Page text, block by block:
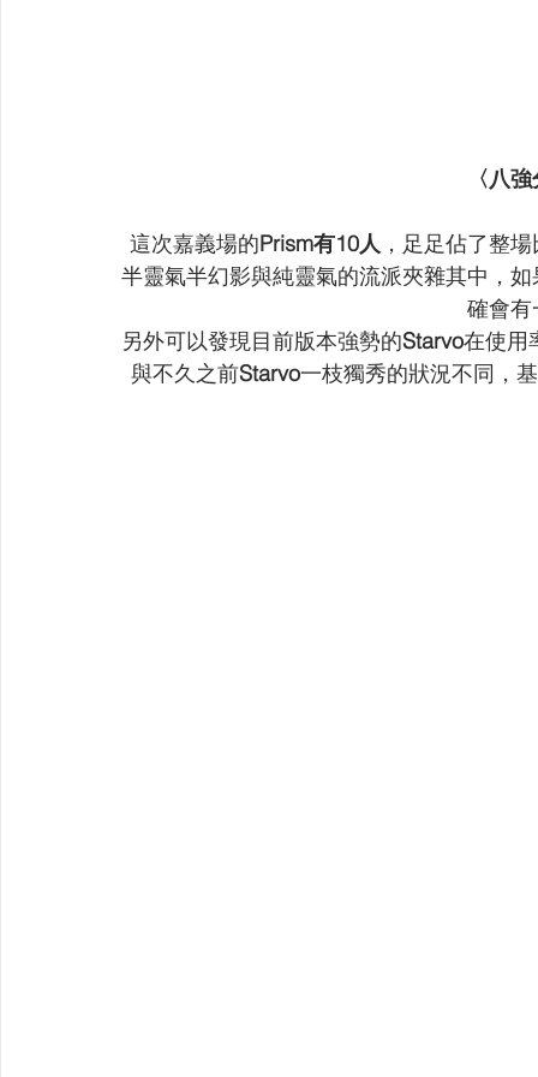
〈八
這次嘉義場的Prism有10人 ，足足佔了整
半靈氣半幻影與純靈氣的流派夾雜其中，
確會有
另外可以發現目前版本強勢的Starvo在使用
與不久之前Starvo一枝獨秀的狀況不同，